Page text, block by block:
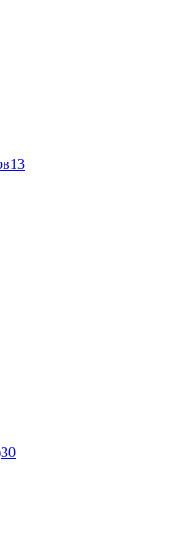
13
30